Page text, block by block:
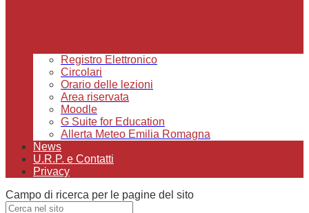
Registro Elettronico
Circolari
Orario delle lezioni
Area riservata
Moodle
G Suite for Education
Allerta Meteo Emilia Romagna
News
U.R.P. e Contatti
Privacy
Campo di ricerca per le pagine del sito